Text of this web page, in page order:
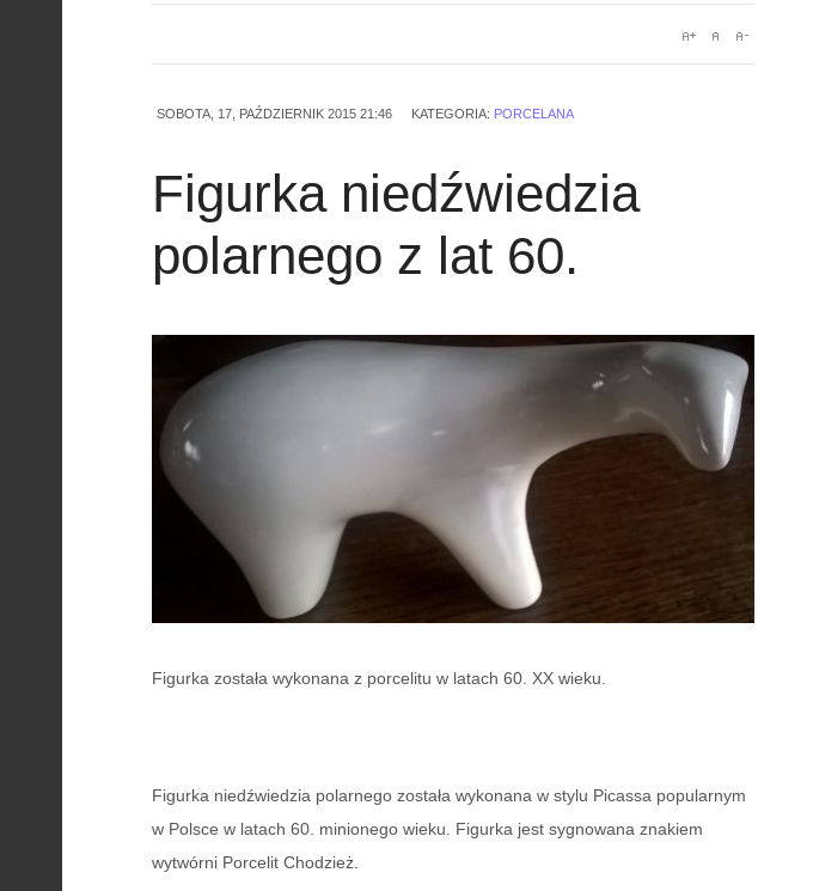
SOBOTA, 17, PAŹDZIERNIK 2015 21:46 KATEGORIA: PORCELANA
Figurka niedźwiedzia
polarnego z lat 60.
Figurka została wykonana z porcelitu w latach 60. XX wieku.
Figurka niedźwiedzia polarnego została wykonana w stylu Picassa popularnym
w Polsce w latach 60. minionego wieku. Figurka jest sygnowana znakiem
wytwórni Porcelit Chodzież.